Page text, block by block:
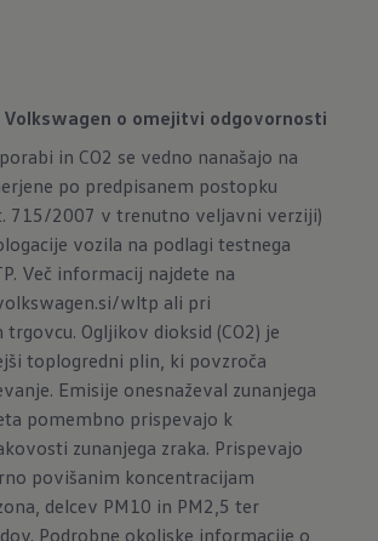
Volkswagen o omejitvi odgovornosti
in CO2 se vedno nanašajo na
po predpisanem postopku
715/2007 v trenutno veljavni verziji)
vozila na podlagi testnega
Več informacij najdete na
wltp ali pri
trgovcu. Ogljikov dioksid (CO2) je
toplogredni plin, ki povzroča
Emisije onesnaževal zunanjega
pomembno prispevajo k
zunanjega zraka. Prispevajo
povišanim koncentracijam
delcev PM10 in PM2,5 ter
Podrobne okoljske informacije o